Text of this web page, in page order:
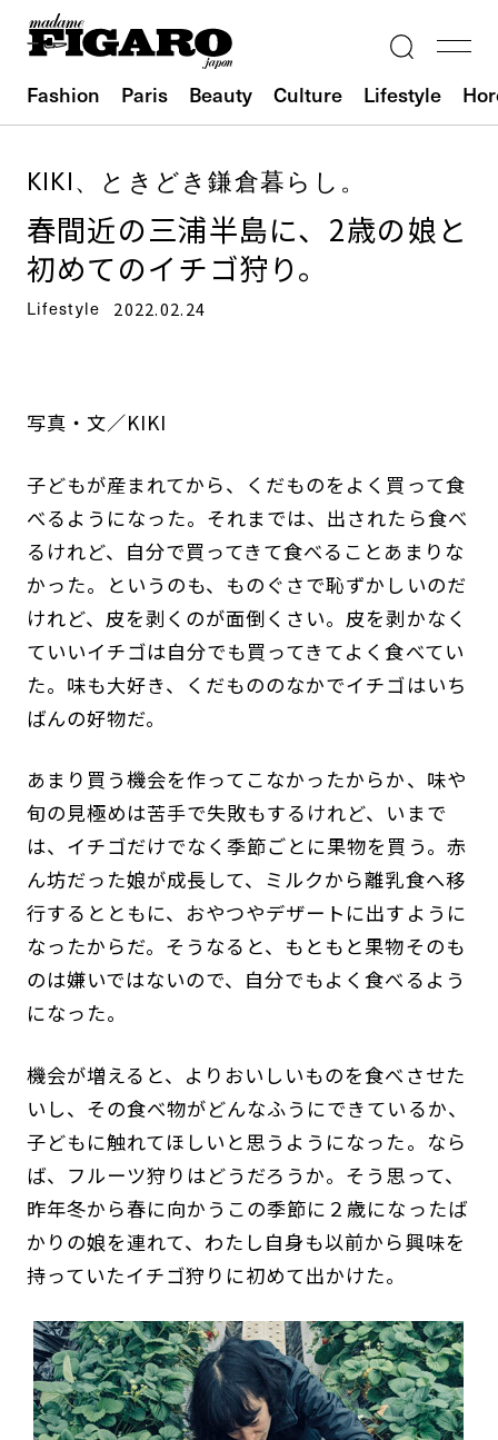
Fashion Paris Beauty Culture Lifestyle
KIKI、ときどき鎌倉暮らし。
春間近の三浦半島に、2歳の娘と
初めてのイチゴ狩り。
Lifestyle 2022.02.24
写真・文／KIKI
子どもが産まれてから、くだものをよく買って食
べるようになった。それまでは、出されたら食べ
るけれど、自分で買ってきて食べることあまりな
かった。というのも、ものぐさで恥ずかしいのだ
けれど、皮を剥くのが面倒くさい。皮を剥かなく
ていいイチゴは自分でも買ってきてよく食べてい
た。味も大好き、くだもののなかでイチゴはいち
ばんの好物だ。
あまり買う機会を作ってこなかったからか、味や
旬の見極めは苦手で失敗もするけれど、いまで
は、イチゴだけでなく季節ごとに果物を買う。赤
ん坊だった娘が成長して、ミルクから離乳食へ移
行するとともに、おやつやデザートに出すように
なったからだ。そうなると、もともと果物そのも
のは嫌いではないので、自分でもよく食べるよう
になった。
機会が増えると、よりおいしいものを食べさせた
いし、その食べ物がどんなふうにできているか、
子どもに触れてほしいと思うようになった。なら
ば、フルーツ狩りはどうだろうか。そう思って、
昨年冬から春に向かうこの季節に２歳になったば
かりの娘を連れて、わたし自身も以前から興味を
持っていたイチゴ狩りに初めて出かけた。